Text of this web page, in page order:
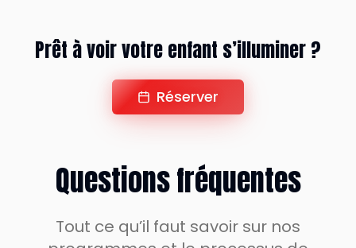
Prêt à voir votre enfant s’illuminer ?
Réserver
Questions fréquentes
Tout ce qu’il faut savoir sur nos